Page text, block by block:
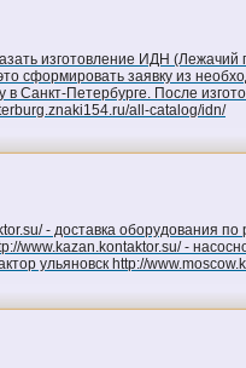
изготовление ИДН
сформировать заявку из
в Санкт-Петербурге. После
all-catalog/idn/
- доставка оборудования
www.kazan.kontaktor.su/ -
ульяновск http://